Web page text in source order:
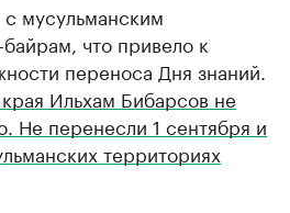
мусульманским
что привело к
переноса Дня знаний.
Ильхам Бибарсов не
Не перенесли 1 сентября и
территориях